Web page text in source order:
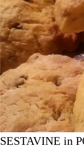
SESTAVINE in